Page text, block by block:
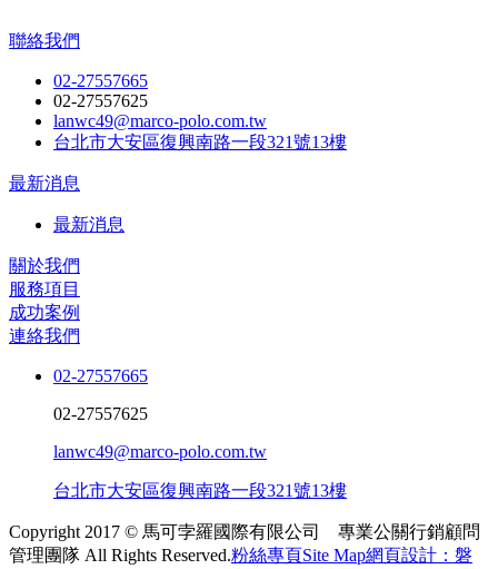
聯絡我們
02-27557665
02-27557625
lanwc49@marco-polo.com.tw
台北市大安區復興南路一段321號13樓
最新消息
最新消息
關於我們
服務項目
成功案例
連絡我們
02-27557665
02-27557625
lanwc49@marco-polo.com.tw
台北市大安區復興南路一段321號13樓
Copyright 2017 © 馬可孛羅國際有限公司 專業公關行銷顧問
管理團隊 All Rights Reserved.粉絲專頁Site Map網頁設計：磐